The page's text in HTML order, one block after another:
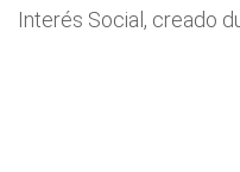
Interés Social, creado